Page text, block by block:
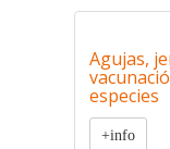
Agujas,
especies
+info